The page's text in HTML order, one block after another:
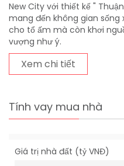
New City với thiết kế "
mang đến không gian
cho tổ ấm mà còn khơi
vượng như ý.
Xem chi tiết
Tính vay mua nhà
Giá trị nhà đất (tỷ VNĐ)